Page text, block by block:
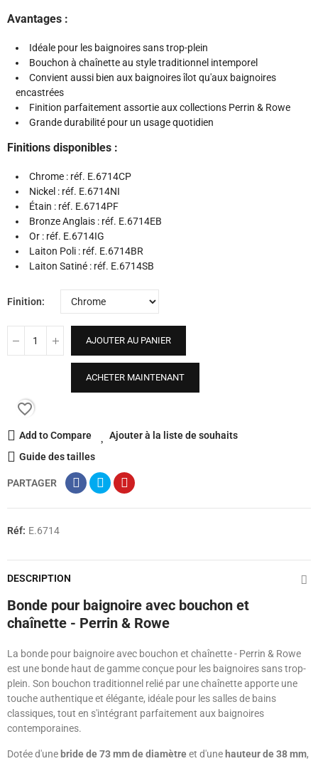
Avantages :
Idéale pour les baignoires sans trop-plein
Bouchon à chaînette au style traditionnel intemporel
Convient aussi bien aux baignoires îlot qu'aux baignoires
encastrées
Finition parfaitement assortie aux collections Perrin & Rowe
Grande durabilité pour un usage quotidien
Finitions disponibles :
Chrome : réf. E.6714CP
Nickel : réf. E.6714NI
Étain : réf. E.6714PF
Bronze Anglais : réf. E.6714EB
Or : réf. E.6714IG
Laiton Poli : réf. E.6714BR
Laiton Satiné : réf. E.6714SB
Finition
AJOUTER AU PANIER
ACHETER MAINTENANT
favorite_border
Add to Compare
Ajouter à la liste de souhaits
Guide des tailles
PARTAGER
Réf: E.6714
DESCRIPTION
Bonde pour baignoire avec bouchon et
chaînette - Perrin & Rowe
La bonde pour baignoire avec bouchon et chaînette - Perrin & Rowe
est une bonde haut de gamme conçue pour les baignoires sans trop-
plein. Son bouchon traditionnel relié par une chaînette apporte une
touche authentique et élégante, idéale pour les salles de bains
classiques, tout en s'intégrant parfaitement aux baignoires
contemporaines.
Dotée d'une bride de 73 mm de diamètreet d'une hauteur de 38 mm,